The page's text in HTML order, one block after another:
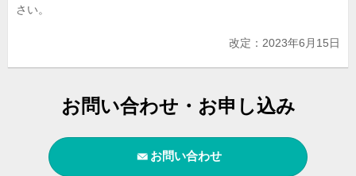
さい。
改定：2023年6月15日
お問い合わせ・お申し込み
お問い合わせ